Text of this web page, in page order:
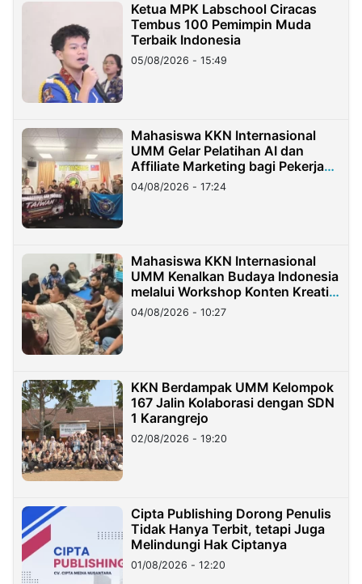
Ketua MPK Labschool Ciracas
Tembus 100 Pemimpin Muda
Terbaik Indonesia
05/08/2026 - 15:49
Mahasiswa KKN Internasional
UMM Gelar Pelatihan AI dan
Affiliate Marketing bagi Pekerja
Migran Indonesia di Taiwan
04/08/2026 - 17:24
Mahasiswa KKN Internasional
UMM Kenalkan Budaya Indonesia
melalui Workshop Konten Kreatif
di Taiwan
04/08/2026 - 10:27
KKN Berdampak UMM Kelompok
167 Jalin Kolaborasi dengan SDN
1 Karangrejo
02/08/2026 - 19:20
Cipta Publishing Dorong Penulis
Tidak Hanya Terbit, tetapi Juga
Melindungi Hak Ciptanya
01/08/2026 - 12:20